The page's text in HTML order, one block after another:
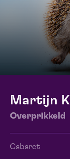
Martijn
Overprikkeld
Cabaret